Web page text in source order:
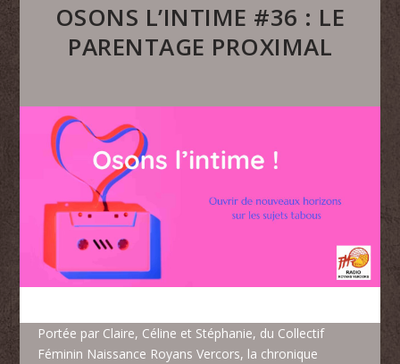
OSONS L’INTIME #36 : LE
PARENTAGE PROXIMAL
Portée par Claire, Céline et Stéphanie, du Collectif
Féminin Naissance Royans Vercors, la chronique